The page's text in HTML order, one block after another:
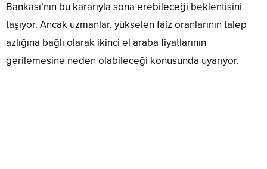
Bankası’nın bu kararıyla sona erebileceği beklentisini
taşıyor. Ancak uzmanlar, yükselen faiz oranlarının talep
azlığına bağlı olarak ikinci el araba fiyatlarının
gerilemesine neden olabileceği konusunda uyarıyor.